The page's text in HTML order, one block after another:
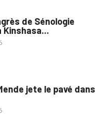
de Sénologie
Kinshasa...
jete le pavé dans